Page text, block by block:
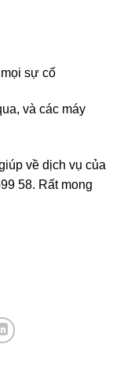
sự cố
và các máy
về dịch vụ của
58. Rất mong